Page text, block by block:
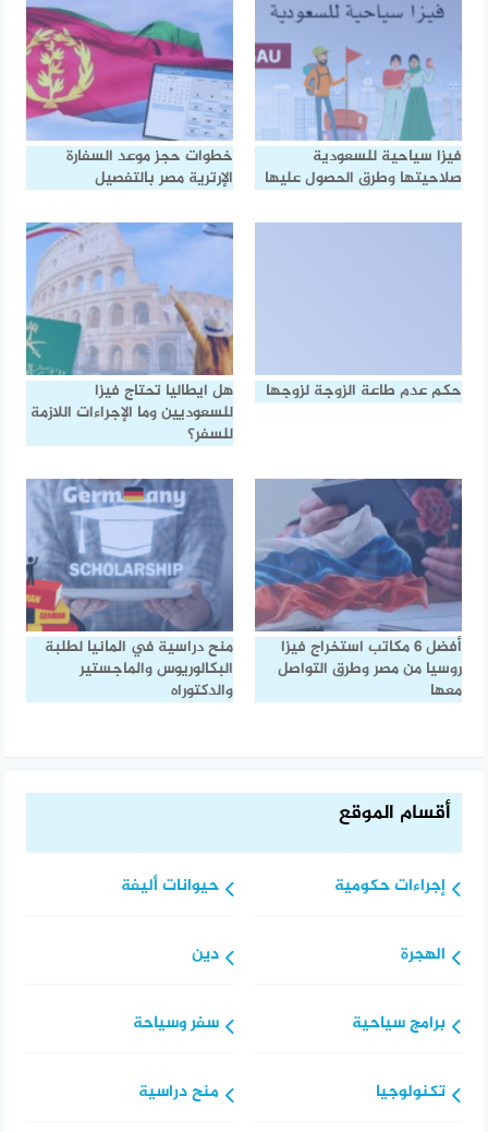
فيزا سياحية للسعودية
صلاحيتها وطرق الحصول عليها
خطوات حجز موعد السفارة
الإرترية مصر بالتفصيل
حكم عدم طاعة الزوجة لزوجها
هل ايطاليا تحتاج فيزا
للسعوديين وما الإجراءات اللازمة
للسفر؟
أفضل 6 مكاتب استخراج فيزا
روسيا من مصر وطرق التواصل
معها
منح دراسية في المانيا لطلبة
البكالوريوس والماجستير
والدكتوراه
أقسام الموقع
إجراءات حكومية
الهجرة
برامج سياحية
تكنولوجيا
حيوانات أليفة
دين
سفر وسياحة
منح دراسية